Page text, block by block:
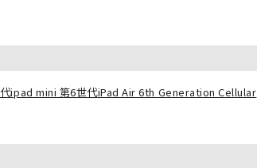
ipad mini 第6世代iPad Air 6th Generation Cellular